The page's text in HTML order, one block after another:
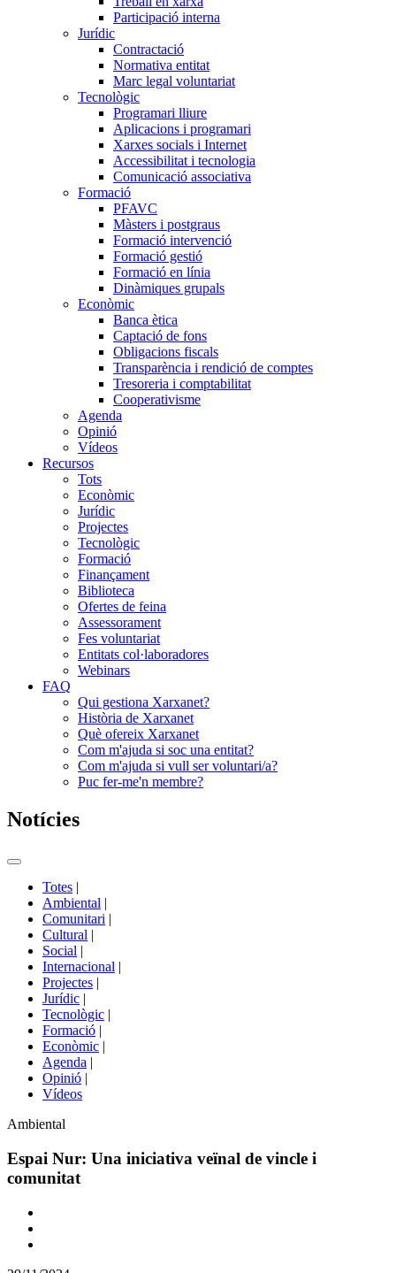
Participació interna
Jurídic
Contractació
Normativa entitat
Marc legal voluntariat
Tecnològic
Programari lliure
Aplicacions i programari
Xarxes socials i Internet
Accessibilitat i tecnologia
Comunicació associativa
Formació
PFAVC
Màsters i postgraus
Formació intervenció
Formació gestió
Formació en línia
Dinàmiques grupals
Econòmic
Banca ètica
Captació de fons
Obligacions fiscals
Transparència i rendició de comptes
Tresoreria i comptabilitat
Cooperativisme
Agenda
Opinió
Vídeos
Recursos
Tots
Econòmic
Jurídic
Projectes
Tecnològic
Formació
Finançament
Biblioteca
Ofertes de feina
Assessorament
Fes voluntariat
Entitats col·laboradores
Webinars
FAQ
Qui gestiona Xarxanet?
Història de Xarxanet
Què ofereix Xarxanet
Com m'ajuda si soc una entitat?
Com m'ajuda si vull ser voluntari/a?
Puc fer-me'n membre?
Notícies
Commutador
portals
Totes |
Ambiental |
Comunitari |
Cultural |
Social |
Internacional |
Projectes |
Jurídic |
Tecnològic |
Formació |
Econòmic |
Agenda |
Opinió |
Vídeos
Àmbit
la
notícia
Ambiental
Espai Nur: Una iniciativa veïnal de vincle i
comunitat
Comparteix